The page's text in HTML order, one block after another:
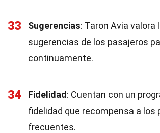
33 Sugerencias: Taron Avia valora
sugerencias de los pasajeros
continuamente.
34 Fidelidad : Cuentan con un
fidelidad que recompensa a los
frecuentes.